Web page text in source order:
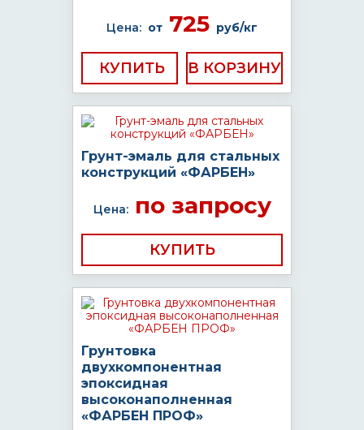
Цена: от 725 руб/кг
КУПИТЬ
Грунт-эмаль для стальных
конструкций «ФАРБЕН»
Цена:по запросу
КУПИТЬ
Грунтовка
двухкомпонентная
эпоксидная
высоконаполненная
«ФАРБЕН ПРОФ»